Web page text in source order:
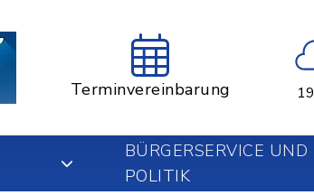
Terminvereinbarung
BÜRGERSERVICE UND
POLITIK